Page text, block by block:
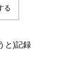
る
と)記録